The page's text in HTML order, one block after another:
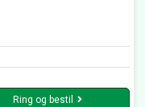
Ring og bestil